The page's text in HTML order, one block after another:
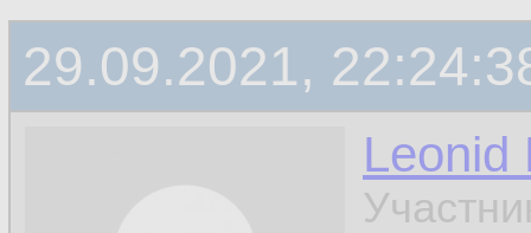
29.09.2021,
Leonid